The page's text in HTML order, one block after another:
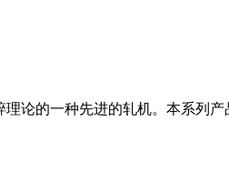
论的一种先进的轧机。本系列